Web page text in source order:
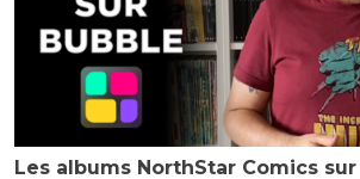
Les albums NorthStar Comics